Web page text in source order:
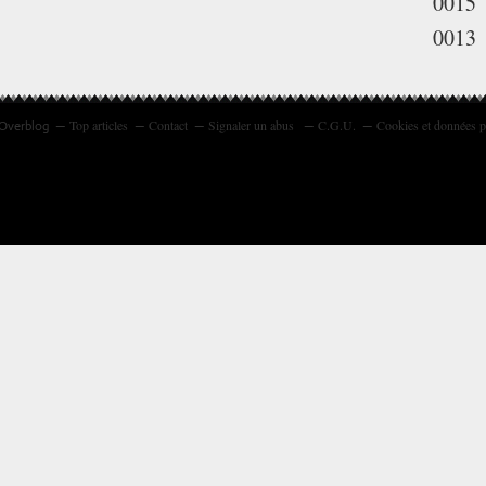
0013
Top articles Contact Signaler un abus C.G.U. Cookies et données